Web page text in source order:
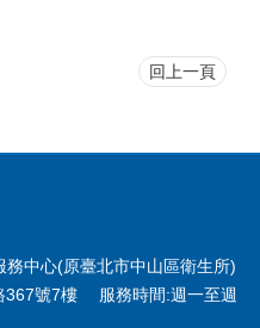
回上一頁
中心(原臺北市中山區衛生所)
367號7樓 服務時間:週一至週